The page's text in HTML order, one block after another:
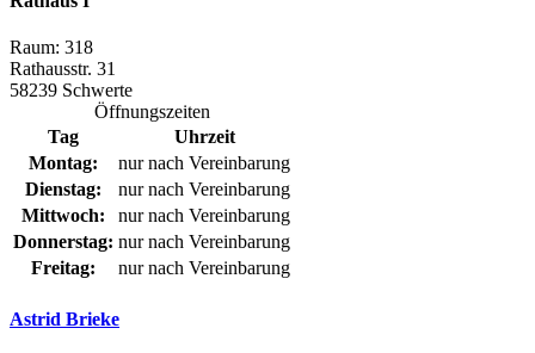
Raum: 318
Rathausstr. 31
58239 Schwerte
Öffnungszeiten
Tag
Uhrzeit
Montag:
nur nach Vereinbarung
Dienstag:
nur nach Vereinbarung
Mittwoch:
nur nach Vereinbarung
Donnerstag: nur nach Vereinbarung
Freitag:
nur nach Vereinbarung
Astrid Brieke